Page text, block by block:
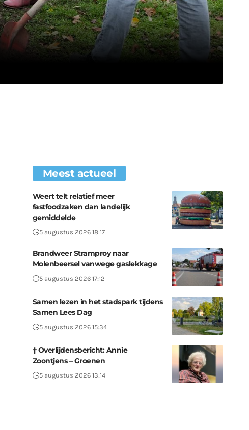
Meest actueel
Weert telt relatief meer
fastfoodzaken dan landelijk
gemiddelde
5 augustus 2026 18:17
Brandweer Stramproy naar
Molenbeersel vanwege gaslekkage
5 augustus 2026 17:12
Samen lezen in het stadspark tijdens
Samen Lees Dag
5 augustus 2026 15:34
† Overlijdensbericht: Annie
Zoontjens – Groenen
5 augustus 2026 13:14